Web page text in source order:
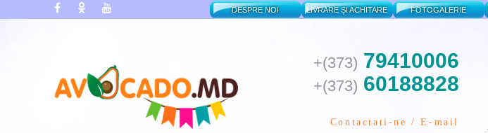
DESPRE NOI LIVRARE ȘI ACHITARE FOTOGALERIE
+(373) 79410006
+(373) 60188828
Contactati-ne / E-mail